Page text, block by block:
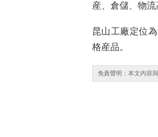
産、倉儲、物流
昆山工廠定位
格産品。
免責聲明：本文内容